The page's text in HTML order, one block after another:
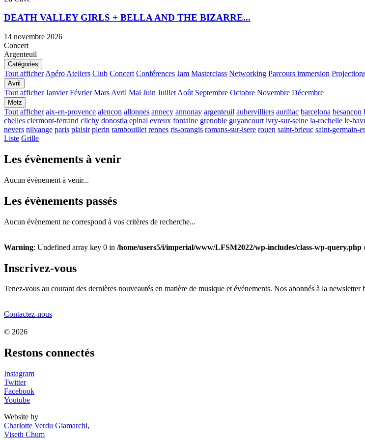
DEATH VALLEY GIRLS + BELLA AND THE BIZARRE...
14 novembre 2026
Concert
Argenteuil
Catégories
Tout afficher Apéro Ateliers Club Concert Conférences Jam Masterclass Networking Parcours immersion
Avril
Tout afficher Janvier Février Mars Avril Mai Juin Juillet Août Septembre Octobre Novembre Décembre
Metz
Tout afficher aix-en-provence alencon allonnes annecy annonay argenteuil aubervilliers aurillac barcelona besancon
chelles clermont-ferrand clichy donostia epinal evreux fontaine grenoble guyancourt ivry-sur-seine la-rochelle le-
nevers nilvange paris plaisir plerin rambouillet rennes ris-orangis romans-sur-isere rouen saint-brieuc saint-germain-
Liste Grille
Les évènements à venir
Aucun évènement à venir...
Les évènements passés
Aucun évènement ne correspond à vos critères de recherche...
Warning: Undefined array key 0 in /home/users5/i/imperial/www/LFSM2022/wp-includes/class-wp-query.php
Inscrivez-vous
Tenez-vous au courant des dernières nouveautés en matière de musique et événements. Nos abonnés à la
Contactez-nous
© 2026
Restons connectés
Instagram
Twitter
Facebook
Youtube
Website by
Charlotte Verdu Giamarchi,
Viseth Chum